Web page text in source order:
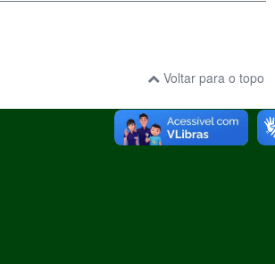
Voltar para o topo